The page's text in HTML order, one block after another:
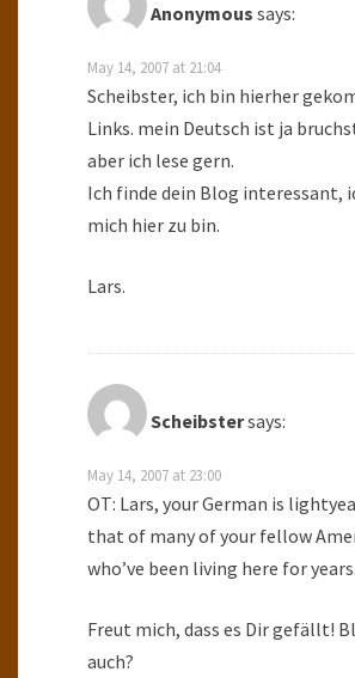
Anonymous says:
May 14, 2007 at 21:04
Scheibster, ich bin hierher
Links. mein Deutsch ist ja
aber ich lese gern.
Ich finde dein Blog interessant,
mich hier zu bin.
Lars.
Scheibstersays:
May 14, 2007 at 23:00
OT: Lars, your German is
that of many of your fellow
who’ve been living here for
Freut mich, dass es Dir gefällt!
auch?